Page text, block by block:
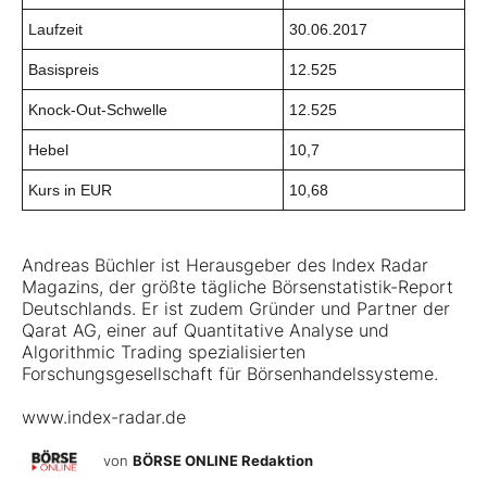
Laufzeit 30.06.2017
Basispreis 12.525
Knock-Out-Schwelle 12.525
Hebel 10,7
Kurs in EUR 10,68
Andreas Büchler ist Herausgeber des Index Radar
Magazins, der größte tägliche Börsenstatistik-Report
Deutschlands. Er ist zudem Gründer und Partner der
Qarat AG, einer auf Quantitative Analyse und
Algorithmic Trading spezialisierten
Forschungsgesellschaft für Börsenhandelssysteme.
www.index-radar.de
von BÖRSE ONLINE Redaktion